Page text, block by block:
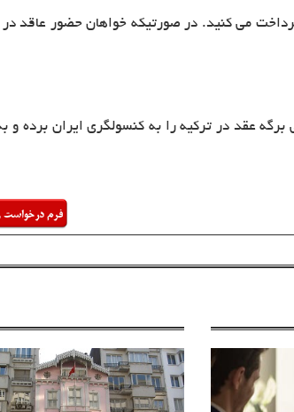
امور ۲۰ لیر برای کمک به درختکاری پرداخت می کنید و بسته به نوع سالن نکاح مبلغی از ۴۰ لیر تا ۳۰۰ لیر پرداخت می کنید. در صورتیکه
عقد در ترکیه را به کنسولگری ایران برده و